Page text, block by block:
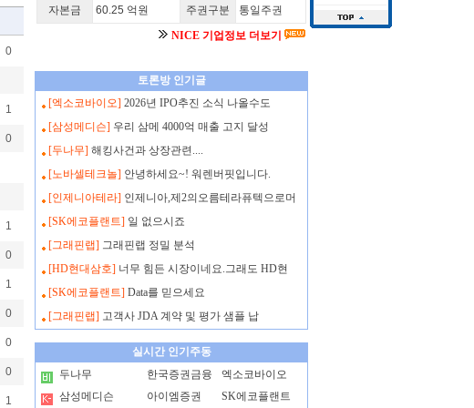
0
1
0
1
0
1
0
0
0
1
자본금
60.25 억원 주권구분
통일주권
NICE 기업정보 더보기
토론방 인기글
[엑소코바이오] 2026년 IPO추진 소식 나올수도
[삼성메디슨] 우리 삼메 4000억 매출 고지 달성
[두나무] 해킹사건과 상장관련....
[노바셀테크놀] 안녕하세요~! 워렌버핏입니다.
[인제니아테라] 인제니아,제2의오름테라퓨텍으로머
[SK에코플랜트] 일 없으시죠
[그래핀랩] 그래핀랩 정밀 분석
[HD현대삼호] 너무 힘든 시장이네요.그래도 HD현
[SK에코플랜트] Data를 믿으세요
[그래핀랩] 고객사 JDA 계약 및 평가 샘플 납
실시간 인기주동
두나무 한국증권금융
엑소코바이오
삼성메디슨 아이엠증권
SK에코플랜트